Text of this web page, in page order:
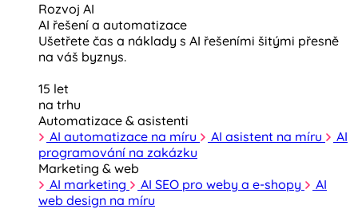
Rozvoj AI
AI řešení a automatizace
Ušetřete čas a náklady s AI řešeními šitými přesně
na váš byznys.
15 let
na trhu
Automatizace & asistenti
AI automatizace na míru
AI asistent na míru
AI
programování na zakázku
Marketing & web
AI marketing
AI SEO pro weby a e-shopy
AI
web design na míru